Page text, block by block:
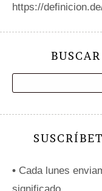
https://
• Cada lunes